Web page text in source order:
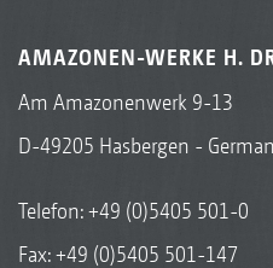
AMAZONEN-WERKE H.
Am Amazonenwerk 9-13
D-49205 Hasbergen -
Telefon:+49 (0)5405 501-0
Fax: +49 (0)5405 501-147